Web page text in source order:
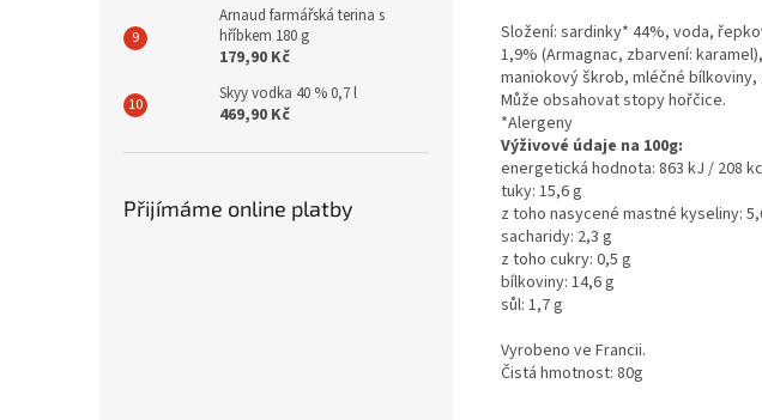
Arnaud farmářská terina s
hříbkem 180 g
179,90 Kč
Skyy vodka 40 % 0,7 l
469,90 Kč
Přijímáme online platby
Složení: sardinky* 44%, voda,
1,9% (Armagnac, zbarvení:
maniokový škrob, mléčné bílkoviny,
Může obsahovat stopy hořčice.
*Alergeny
Výživové údaje na 100g:
energetická hodnota: 863 kJ / 208
tuky: 15,6 g
z toho nasycené mastné kyseliny:
sacharidy: 2,3 g
z toho cukry: 0,5 g
bílkoviny: 14,6 g
sůl: 1,7 g
Vyrobeno ve Francii.
Čistá hmotnost: 80g